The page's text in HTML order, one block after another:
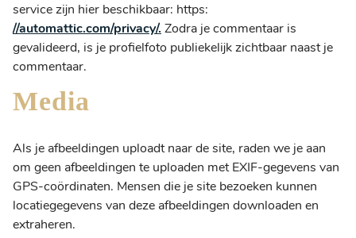
service zijn hier beschikbaar: https:
//automattic.com/privacy/. Zodra je commentaar is
gevalideerd, is je profielfoto publiekelijk zichtbaar naast je
commentaar.
Media
Als je afbeeldingen uploadt naar de site, raden we je aan
om geen afbeeldingen te uploaden met EXIF-gegevens van
GPS-coördinaten. Mensen die je site bezoeken kunnen
locatiegegevens van deze afbeeldingen downloaden en
extraheren.